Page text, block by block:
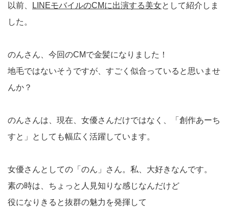
以前、
LINEモバイルのCMに出演する美女として紹介しま
した。
のんさん、今回のCMで金髪になりました！
地毛ではないそうですが、すごく似合っていると思いませ
んか？
のんさんは、現在、女優さんだけではなく、「創作あーち
すと」としても幅広く活躍しています。
女優さんとしての「のん」さん。私、大好きなんです。
素の時は、ちょっと人見知りな感じなんだけど
役になりきると抜群の魅力を発揮して